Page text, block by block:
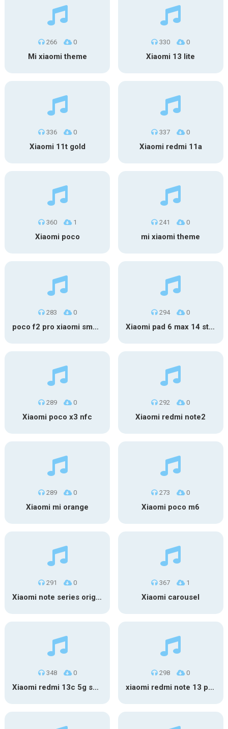
266 0
Mi xiaomi theme
330 0
Xiaomi 13 lite
336 0
Xiaomi 11t gold
337 0
Xiaomi redmi 11a
360 1
Xiaomi poco
241 0
mi xiaomi theme
283 0
poco f2 pro xiaomi smartness
294 0
Xiaomi pad 6 max 14 stock
289 0
Xiaomi poco x3 nfc
292 0
Xiaomi redmi note2
289 0
Xiaomi mi orange
273 0
Xiaomi poco m6
291 0
Xiaomi note series original
367 1
Xiaomi carousel
348 0
Xiaomi redmi 13c 5g sms
298 0
xiaomi redmi note 13 pro 4g